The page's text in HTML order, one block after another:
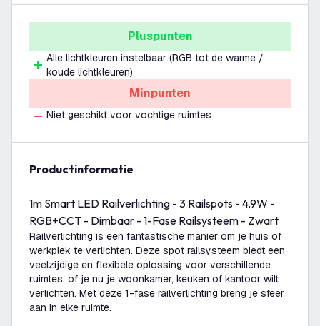
Pluspunten
Alle lichtkleuren instelbaar (RGB tot de warme /
koude lichtkleuren)
Minpunten
Niet geschikt voor vochtige ruimtes
productinformatie
1m Smart LED Railverlichting - 3 Railspots - 4,9W -
RGB+CCT - Dimbaar - 1-Fase Railsysteem - Zwart
Railverlichting is een fantastische manier om je huis of
werkplek te verlichten. Deze spot railsysteem biedt een
veelzijdige en flexibele oplossing voor verschillende
ruimtes, of je nu je woonkamer, keuken of kantoor wilt
verlichten. Met deze 1-fase railverlichting breng je sfeer
aan in elke ruimte.